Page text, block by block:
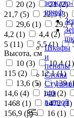
зеркало-
шкаф
Шкафы
и
пеналы
Столы
для
ванной
20 (2) 21 (2)
21,7 (5) 22,5 (3)
29,6 (1) 29,7 (
4,2 (1) 4,4 (2)
5 (11) 5,5 (1)
Высота, см
10 (3) 10,4 (1)
115 (2) 12,1 (1)
13,6 (5) 139 (
14,6 (4) 140 (2)
1468 (1) 1472 (1)
156,9 (3) 16 (1)